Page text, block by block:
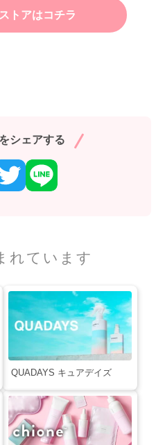
トアはコチラ
シェアする
れています
QUADAYS キュアデイズ